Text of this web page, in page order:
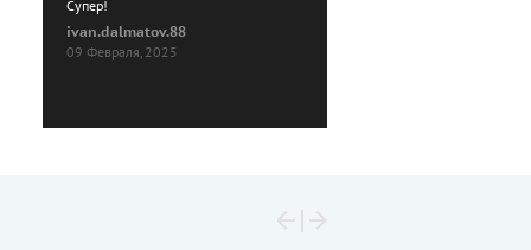
Cупер!
ivan.dalmatov.88
09 Февраля, 2025